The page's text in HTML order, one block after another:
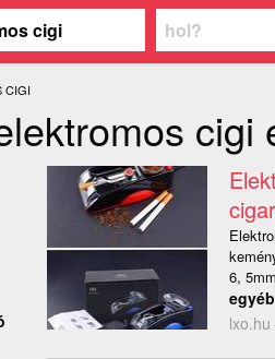
CIGI
cigi
6,
lxo.hu